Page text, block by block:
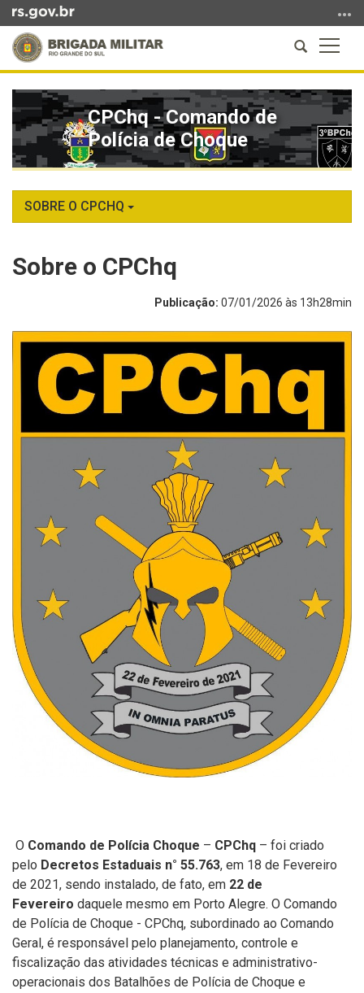
para
conteúdo
para
menu
busca
a
Abrir
a
busca
conteúdo
CPChq - Comando de
Polícia de Choque
SOBRE O CPCHQ
Sobre o CPChq
Publicação: 07/01/2026 às 13h28min
O Comando de Polícia Choque – CPChq – foi criado
pelo Decretos Estaduais n° 55.763, em 18 de Fevereiro
de 2021, sendo instalado, de fato, em 22 de
Fevereiro daquele mesmo em Porto Alegre. O Comando
de Polícia de Choque - CPChq, subordinado ao Comando
Geral, é responsável pelo planejamento, controle e
fiscalização das atividades técnicas e administrativo-
operacionais dos Batalhões de Polícia de Choque e